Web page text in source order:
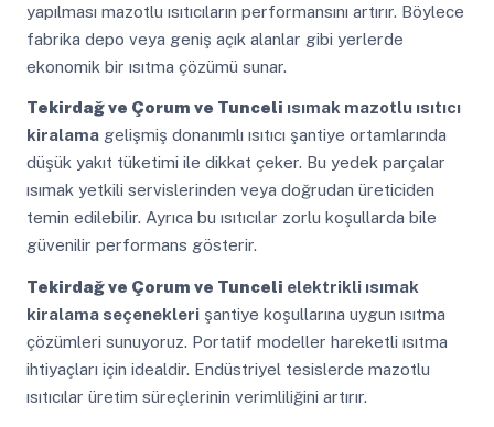
yapılması mazotlu ısıtıcıların performansını artırır. Böylece
fabrika depo veya geniş açık alanlar gibi yerlerde
ekonomik bir ısıtma çözümü sunar.
Tekirdağ ve Çorum ve Tunceli ısımak mazotlu ısıtıcı
kiralamagelişmiş donanımlı ısıtıcı şantiye ortamlarında
düşük yakıt tüketimi ile dikkat çeker. Bu yedek parçalar
ısımak yetkili servislerinden veya doğrudan üreticiden
temin edilebilir. Ayrıca bu ısıtıcılar zorlu koşullarda bile
güvenilir performans gösterir.
Tekirdağ ve Çorum ve Tunceli elektrikli ısımak
kiralama seçeneklerişantiye koşullarına uygun ısıtma
çözümleri sunuyoruz. Portatif modeller hareketli ısıtma
ihtiyaçları için idealdir. Endüstriyel tesislerde mazotlu
ısıtıcılar üretim süreçlerinin verimliliğini artırır.